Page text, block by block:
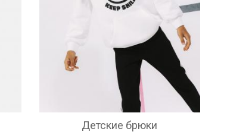
Детские брюки